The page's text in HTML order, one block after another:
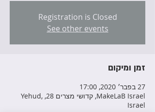
Registration is Closed
See other events
זמן ומיקום
27 בפבר׳ 2020, 17:00
MakeLaB Israel, קדושי מצרים 28, Yehud,
Israel